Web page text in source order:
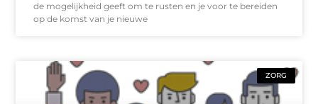
de mogelijkheid geeft om te rusten en je voor te bereiden
op de komst van je nieuwe
ZORG